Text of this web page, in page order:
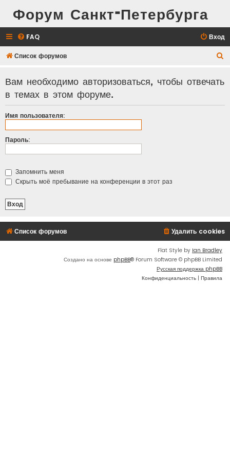
Форум Санкт-Петербурга
FAQ Вход
Список форумов
Вам необходимо авторизоваться, чтобы отвечать
в темах в этом форуме.
Имя пользователя:
Пароль:
Запомнить меня
Скрыть моё пребывание на конференции в этот раз
Список форумов Удалить cookies
Flat Style by Ian Bradley
Создано на основе phpBB® Forum Software © phpBB Limited
Русская поддержка phpBB
Конфиденциальность | Правила